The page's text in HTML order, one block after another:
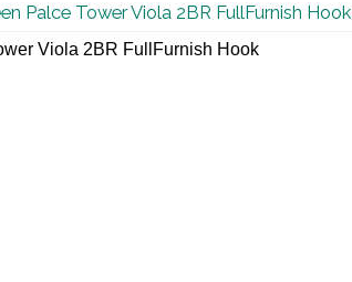
Palce Tower Viola 2BR FullFurnish Hook
Viola 2BR FullFurnish Hook